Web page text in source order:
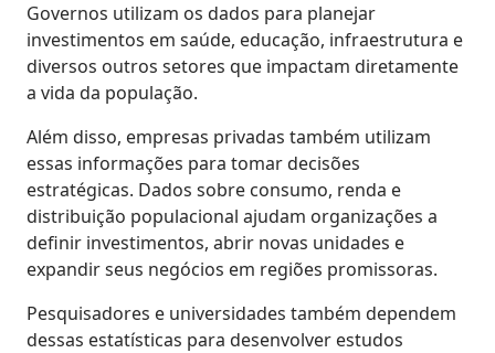
Governos utilizam os dados para planejar
investimentos em saúde, educação, infraestrutura e
diversos outros setores que impactam diretamente
a vida da população.
Além disso, empresas privadas também utilizam
essas informações para tomar decisões
estratégicas. Dados sobre consumo, renda e
distribuição populacional ajudam organizações a
definir investimentos, abrir novas unidades e
expandir seus negócios em regiões promissoras.
Pesquisadores e universidades também dependem
dessas estatísticas para desenvolver estudos